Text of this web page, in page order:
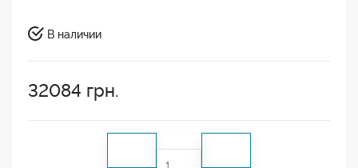
В наличии
32084 грн.